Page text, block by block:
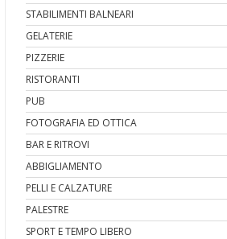
STABILIMENTI BALNEARI
GELATERIE
PIZZERIE
RISTORANTI
PUB
FOTOGRAFIA ED OTTICA
BAR E RITROVI
ABBIGLIAMENTO
PELLI E CALZATURE
PALESTRE
SPORT E TEMPO LIBERO